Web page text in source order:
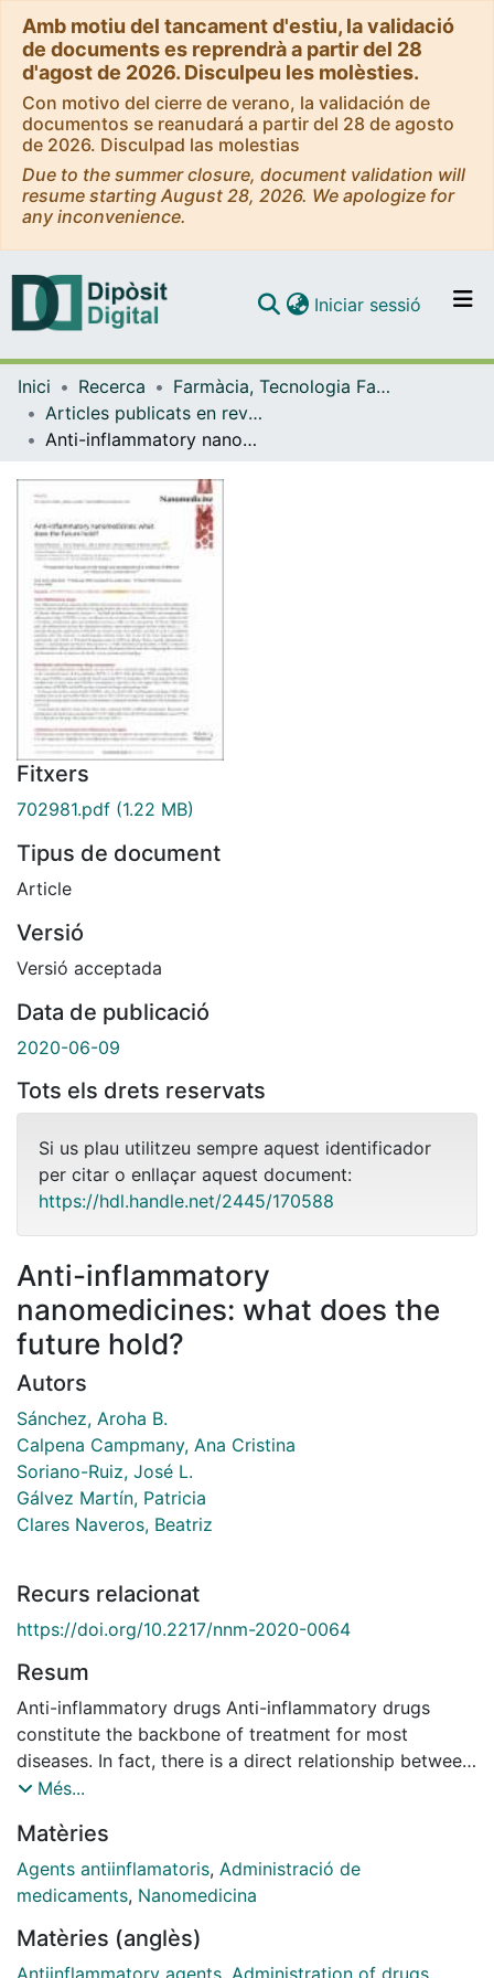
Amb motiu del tancament d'estiu, la validació
de documents es reprendrà a partir del 28
d'agost de 2026. Disculpeu les molèsties.
Con motivo del cierre de verano, la validación de
documentos se reanudará a partir del 28 de agosto
de 2026. Disculpad las molestias
Due to the summer closure, document validation will
resume starting August 28, 2026. We apologize for
any inconvenience.
Navega per tot el DD
Iniciar sessió (current)
Inici Recerca
Farmàcia, Tecnologia Farmacèutica i Fisicoquímica
Articles publicats en revistes (Farmàcia, Tecnologia Farmacèutica i Fisicoquímica)
Anti-inflammatory nanomedicines: what does the future hold?
Fitxers
702981.pdf (1.22 MB)
Tipus de document
Article
Versió
Versió acceptada
Data de publicació
2020-06-09
Tots els drets reservats
Si us plau utilitzeu sempre aquest identificador
per citar o enllaçar aquest document:
https://hdl.handle.net/2445/170588
Anti-inflammatory
nanomedicines: what does the
future hold?
Autors
Sánchez, Aroha B.
Calpena Campmany, Ana Cristina
Soriano-Ruiz, José L.
Gálvez Martín, Patricia
Clares Naveros, Beatriz
Recurs relacionat
https://doi.org/10.2217/nnm-2020-0064
Resum
Anti-inflammatory drugs Anti-inflammatory drugs
constitute the backbone of treatment for most
diseases. In fact, there is a direct relationship between
chronic inflammation and many emerging disorders
fibromyalgia, GI chronic diseases or rheumatic
diseases [1]. Steroidal anti-inflammatory drugs (SAIDs)
and nonsteroidal antiinflammatory drugs (NSAIDs) are
inflammatory pain conditions such as headache,
postoperative pain and orthopedic fractures as well as
Més...
Matèries
Agents antiinflamatoris, Administració de
medicaments, Nanomedicina
Matèries (anglès)